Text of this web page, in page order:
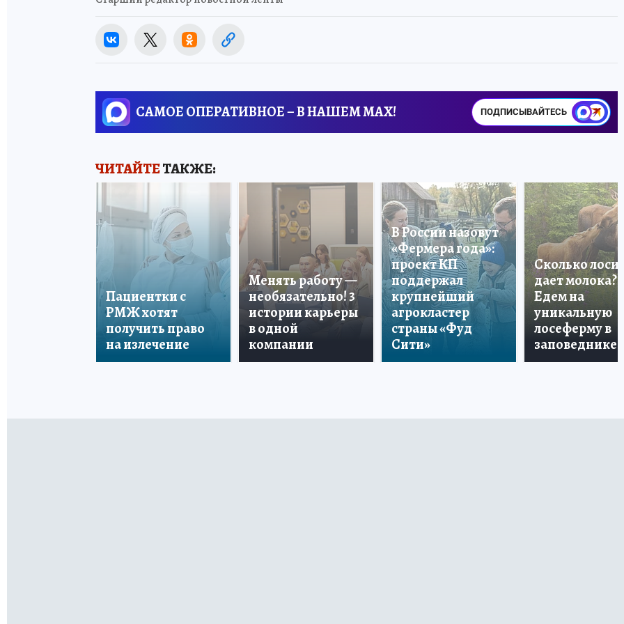
САМОЕ ОПЕРАТИВНОЕ – В НАШЕМ MAX! ПОДПИСЫВАЙТЕСЬ
ЧИТАЙТЕТАКЖЕ:
Пациентки с
РМЖ хотят
получить право
на излечение
Менять работу —
необязательно! 3
истории карьеры
в одной
компании
В России назовут
«Фермера года»:
проект КП
поддержал
крупнейший
агрокластер
страны «Фуд
Сити»
Сколько лосиха
дает молока?
Едем на
уникальную
лосеферму в
заповеднике!